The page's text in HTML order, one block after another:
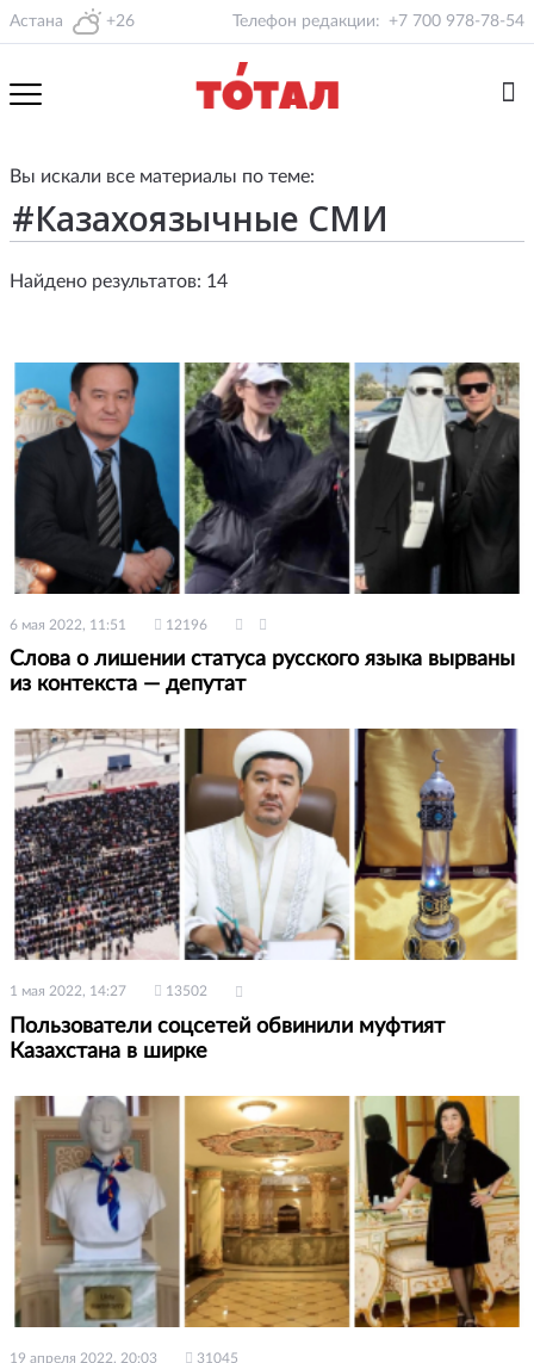
Астана +26 Телефон редакции: +7 700 978-78-54
Вы искали все материалы по теме:
Найдено результатов: 14
6 мая 2022, 11:51 12196
Слова о лишении статуса русского языка вырваны
из контекста — депутат
1 мая 2022, 14:27 13502
Пользователи соцсетей обвинили муфтият
Казахстана в ширке
19 апреля 2022, 20:03 31045